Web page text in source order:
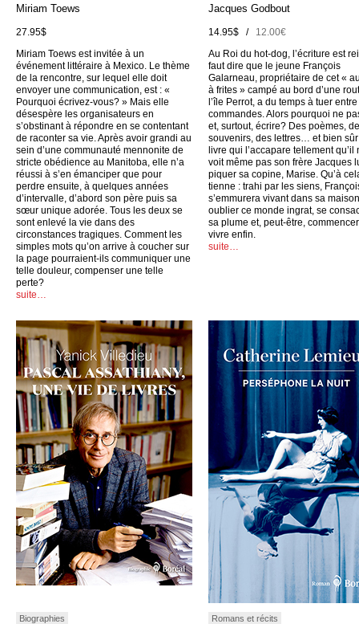
Miriam Toews
27.95$
Miriam Toews est invitée à un
événement littéraire à Mexico. Le thème
de la rencontre, sur lequel elle doit
envoyer une communication, est : «
Pourquoi écrivez-vous? » Mais elle
désespère les organisateurs en
s’obstinant à répondre en se contentant
de raconter sa vie. Après avoir grandi au
sein d’une communauté mennonite de
stricte obédience au Manitoba, elle n’a
réussi à s’en émanciper que pour
perdre ensuite, à quelques années
d’intervalle, d’abord son père puis sa
sœur unique adorée. Tous les deux se
sont enlevé la vie dans des
circonstances tragiques. Comment les
simples mots qu’on arrive à coucher sur
la page pourraient-ils communiquer une
telle douleur, compenser une telle
perte?
suite…
Jacques Godbout
14.95$ /12.00€
Au Roi du hot-dog, l’écriture est
faut dire que le jeune François
Galarneau, propriétaire de cet «
à frites » campé au bord d’une
l’île Perrot, a du temps à tuer
commandes. Alors pourquoi ne
et, surtout, écrire? Des poèmes,
souvenirs, des lettres… et bien
livre qui l’accapare tellement qu’il
voit même pas son frère Jacques
piquer sa copine, Marise. Qu’à
tienne : trahi par les siens,
s’emmurera vivant dans sa
oublier ce monde ingrat, se
sa plume et, peut-être,
vivre enfin.
suite…
Biographies Romans et récits